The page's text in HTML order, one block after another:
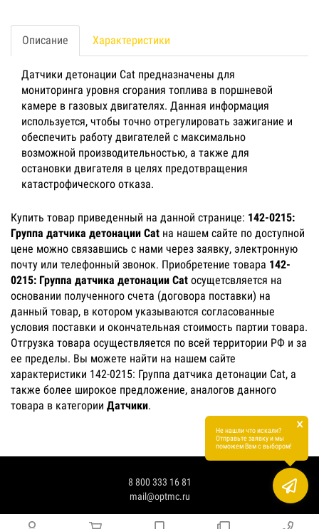
Описание Характеристики
Датчики детонации Cat предназначены для
мониторинга уровня сгорания топлива в поршневой
камере в газовых двигателях. Данная информация
используется, чтобы точно отрегулировать зажигание и
обеспечить работу двигателей с максимально
возможной производительностью, а также для
остановки двигателя в целях предотвращения
катастрофического отказа.
Купить товар приведенный на данной странице: 142-0215:
Группа датчика детонации Cat на нашем сайте по доступной
цене можно связавшись с нами через заявку, электронную
почту или телефонный звонок. Приобретение товара 142-
0215: Группа датчика детонации Cat осущетсвляется на
основании полученного счета (договора поставки) на
данный товар, в котором указываются согласованные
условия поставки и окончательная стоимость партии товара.
Отгрузка товара осуществляется по всей территории РФ и за
ее пределы. Вы можете найти на нашем сайте
характеристики 142-0215: Группа датчика детонации Cat, а
также более широкое предложение, аналогов данного
товара в категории Датчики.
8 800 333 16 81
mail@optmc.ru
Не нашли что искали?
Отправьте заявку и мы
поможем Вам с выбором!
×